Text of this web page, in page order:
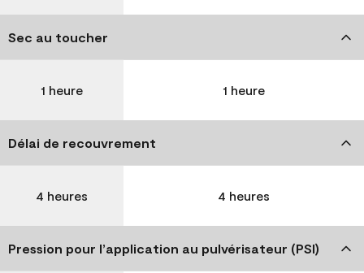
Sec au toucher
1 heure 1 heure
Délai de recouvrement
4 heures 4 heures
Pression pour l’application au pulvérisateur (PSI)